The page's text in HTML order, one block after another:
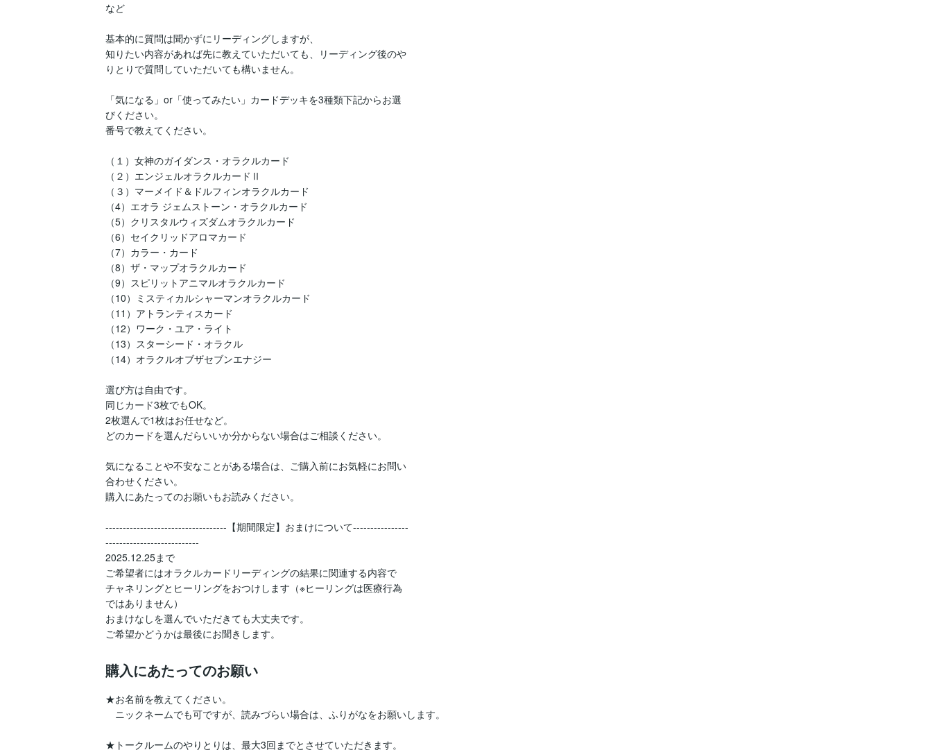
など
基本的に質問は聞かずにリーディングしますが、
知りたい内容があれば先に教えていただいても、リーディング後のや
りとりで質問していただいても構いません。
「気になる」or「使ってみたい」カードデッキを3種類下記からお選
びください。
番号で教えてください。
（１）女神のガイダンス・オラクルカード
（２）エンジェルオラクルカードⅡ
（３）マーメイド＆ドルフィンオラクルカード
（4）エオラ ジェムストーン・オラクルカード
（5）クリスタルウィズダムオラクルカード
（6）セイクリッドアロマカード
（7）カラー・カード
（8）ザ・マップオラクルカード
（9）スピリットアニマルオラクルカード
（10）ミスティカルシャーマンオラクルカード
（11）アトランティスカード
（12）ワーク・ユア・ライト
（13）スターシード・オラクル
（14）オラクルオブザセブンエナジー
選び方は自由です。
同じカード3枚でもOK。
2枚選んで1枚はお任せなど。
どのカードを選んだらいいか分からない場合はご相談ください。
気になることや不安なことがある場合は、ご購入前にお気軽にお問い
合わせください。
購入にあたってのお願いもお読みください。
-----------------------------------【期間限定】おまけについて----------------
---------------------------
2025.12.25まで
ご希望者にはオラクルカードリーディングの結果に関連する内容で
チャネリングとヒーリングをおつけします（※ヒーリングは医療行為
ではありません）
おまけなしを選んでいただきても大丈夫です。
ご希望かどうかは最後にお聞きします。
購入にあたってのお願い
★お名前を教えてください。
ニックネームでも可ですが、読みづらい場合は、ふりがなをお願いします。
★トークルームのやりとりは、最大3回までとさせていただきます。